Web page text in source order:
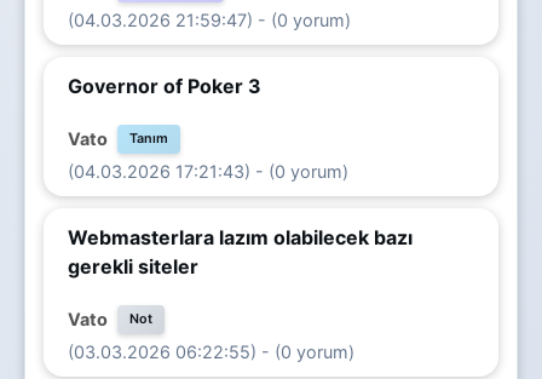
(04.03.2026 21:59:47) - (0 yorum)
Governor of Poker 3
Vato Tanım
(04.03.2026 17:21:43) - (0 yorum)
Webmasterlara lazım olabilecek bazı
gerekli siteler
Vato Not
(03.03.2026 06:22:55) - (0 yorum)